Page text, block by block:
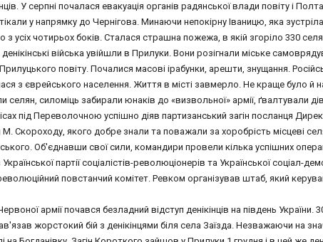
У серпні почалася евакуація органів радянської влади повіту і
у напрямку до Чернігова. Минаючи непокірну Іваницю, яка
з усіх чотирьох боків. Сталася страшна пожежа, в якій згоріло 330
війська увійшли в Прилуки. Вони розігнали міське
повіту. Почалися масові ірабунки, арешти, знущання.
з єврейського населення. Життя в місті завмерло. Не краще було й на
селян, силоміць забирали юнаків до «визвольної» армії, ґвалтували
під Переволочною успішно діяв партизанський загін посланця
Скороходу, якого добре знали та поважали за хоробрість місцеві
Об'єднавши свої сили, командири провели кілька успішних
партії соціалістів-революціонерів та Української соціал-
повстанчий комітет. Ревком організував штаб, який
армії почався безладний відступ денікінців на південь
жорстокий бій з денікінцями біля села Заїзда. Незважаючи на